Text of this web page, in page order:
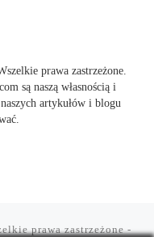
prawa zastrzeżone.
są naszą własnością i
artykułów i blogu
prawa zastrzeżone-